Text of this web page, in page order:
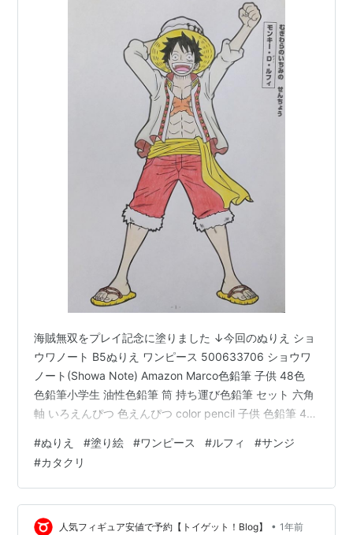
海賊無双をプレイ記念に塗りました ↓今回のぬりえ ショ
ウワノート B5ぬりえ ワンピース 500633706 ショウワ
ノート(Showa Note) Amazon Marco色鉛筆 子供 48色
色鉛筆小学生 油性色鉛筆 筒 持ち運び色鉛筆 セット 六角
軸 いろえんぴつ 色えんぴつ color pencil 子供 色鉛筆 48
セット 入学祝い プレゼント,4300-48色 MARCO
Amazon
#ぬりえ #塗り絵 #ワンピース #ルフィ #サンジ
#カタクリ
人気フィギュア安値で予約【トイゲット！Blog】 • 1年前